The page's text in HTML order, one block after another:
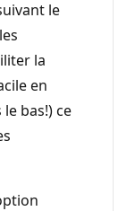
le
la
en
bas!) ce